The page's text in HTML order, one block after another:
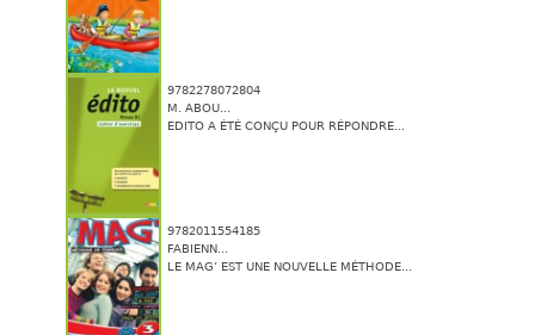
9782278072804
M. ABOU...
EDITO A ÉTÉ CONÇU POUR RÉPONDRE...
9782011554185
FABIENN...
LE MAG’ EST UNE NOUVELLE MÉTHODE...